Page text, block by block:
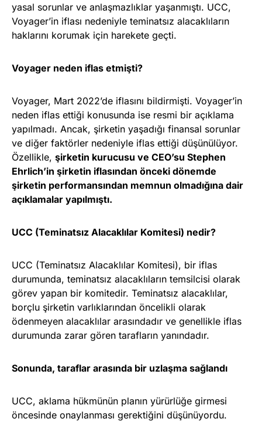
yasal sorunlar ve anlaşmazlıklar yaşanmıştı. UCC,
Voyager’in iflası nedeniyle teminatsız alacaklıların
haklarını korumak için harekete geçti.
Voyager neden iflas etmişti?
Voyager, Mart 2022’de iflasını bildirmişti. Voyager’in
neden iflas ettiği konusunda ise resmi bir açıklama
yapılmadı. Ancak, şirketin yaşadığı finansal sorunlar
ve diğer faktörler nedeniyle iflas ettiği düşünülüyor.
Özellikle, şirketin kurucusu ve CEO’su Stephen
Ehrlich’in şirketin iflasından önceki dönemde
şirketin performansından memnun olmadığına dair
açıklamalar yapılmıştı.
UCC (Teminatsız Alacaklılar Komitesi) nedir?
UCC (Teminatsız Alacaklılar Komitesi), bir iflas
durumunda, teminatsız alacaklıların temsilcisi olarak
görev yapan bir komitedir. Teminatsız alacaklılar,
borçlu şirketin varlıklarından öncelikli olarak
ödenmeyen alacaklılar arasındadır ve genellikle iflas
durumunda zarar gören tarafların yanındadır.
Sonunda, taraflar arasında bir uzlaşma sağlandı
UCC, aklama hükmünün planın yürürlüğe girmesi
öncesinde onaylanması gerektiğini düşünüyordu.